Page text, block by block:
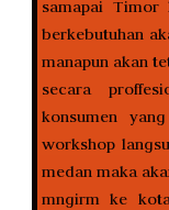
samapai Timor
berkebutuhan
manapun akan
secara
konsumen
workshop
medan maka
mngirm ke